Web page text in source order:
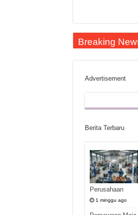
Breaking
Advertisement
Berita Terbaru
Perusahaan
1 minggu ago